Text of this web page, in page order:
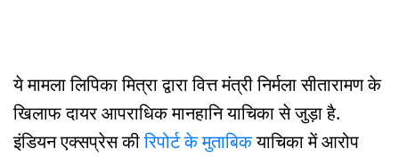
ये मामला लिपिका मित्रा द्वारा वित्त मंत्री निर्मला सीतारामण के
खिलाफ दायर आपराधिक मानहानि याचिका से जुड़ा है.
इंडियन एक्सप्रेस कीरिपोर्ट के मुताबिकयाचिका में आरोप